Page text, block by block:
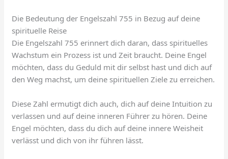
Die Bedeutung der Engelszahl 755 in Bezug auf deine
spirituelle Reise
Die Engelszahl 755 erinnert dich daran, dass spirituelles
Wachstum ein Prozess ist und Zeit braucht. Deine Engel
möchten, dass du Geduld mit dir selbst hast und dich auf
den Weg machst, um deine spirituellen Ziele zu erreichen.
Diese Zahl ermutigt dich auch, dich auf deine Intuition zu
verlassen und auf deine inneren Führer zu hören. Deine
Engel möchten, dass du dich auf deine innere Weisheit
verlässt und dich von ihr führen lässt.